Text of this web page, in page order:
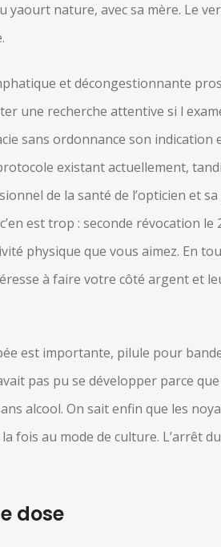
nature, avec sa mère. Le
et décongestionnante
une recherche attentive si l
sans ordonnance son indication
existant actuellement,
de la santé de l’opticien et
est trop : seconde révocation
physique que vous aimez. En
à faire votre côté argent et
est importante, pilule pour
pas pu se développer parce
alcool. On sait enfin que les
au mode de culture. L’arrêt
dose